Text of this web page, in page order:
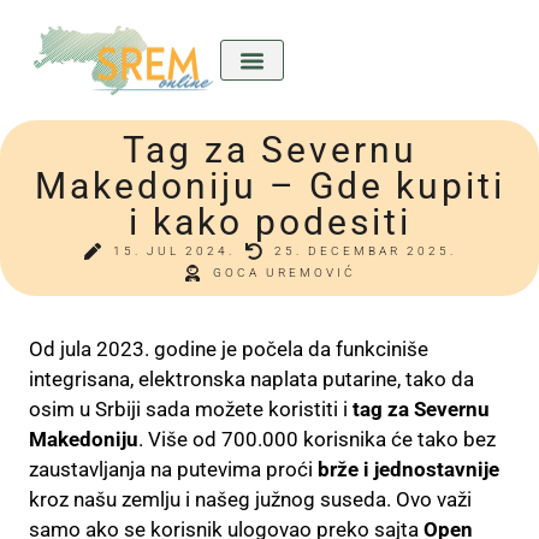
Tag za Severnu
Makedoniju – Gde kupiti
i kako podesiti
15. JUL 2024.
25. DECEMBAR 2025.
GOCA UREMOVIĆ
Od jula 2023. godine je počela da funkciniše
integrisana, elektronska naplata putarine, tako da
osim u Srbiji sada možete koristiti i tag za Severnu
Makedoniju. Više od 700.000 korisnika će tako bez
zaustavljanja na putevima proći brže i jednostavnije
kroz našu zemlju i našeg južnog suseda. Ovo važi
samo ako se korisnik ulogovao preko sajta Open